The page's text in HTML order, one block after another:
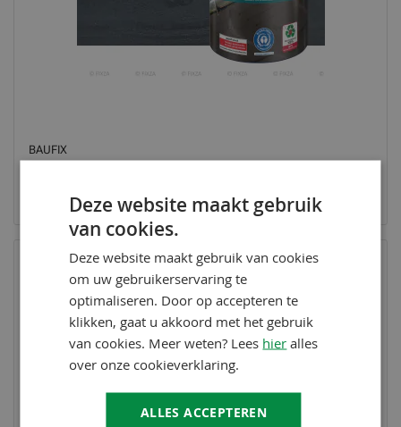
BAUFIX
Op voorraad
Deze website maakt gebruik
van cookies.
Deze website maakt gebruik van cookies
om uw gebruikerservaring te
optimaliseren. Door op accepteren te
klikken, gaat u akkoord met het gebruik
van cookies. Meer weten? Lees hier alles
over onze cookieverklaring.
ALLES ACCEPTEREN